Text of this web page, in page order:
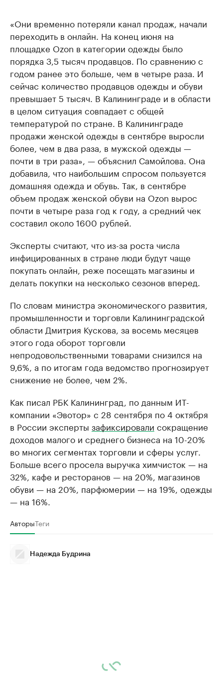
«Они временно потеряли канал продаж, начали
переходить в онлайн. На конец июня на
площадке Ozon в категории одежды было
порядка 3,5 тысяч продавцов. По сравнению с
годом ранее это больше, чем в четыре раза. И
сейчас количество продавцов одежды и обуви
превышает 5 тысяч. В Калининграде и в области
в целом ситуация совпадает с общей
температурой по стране. В Калининграде
продажи женской одежды в сентябре выросли
более, чем в два раза, в мужской одежды —
почти в три раза», — объяснил Самойлова. Она
добавила, что наибольшим спросом пользуется
домашняя одежда и обувь. Так, в сентябре
объем продаж женской обуви на Ozon вырос
почти в четыре раза год к году, а средний чек
составил около 1600 рублей.
Эксперты считают, что из-за роста числа
инфицированных в стране люди будут чаще
покупать онлайн, реже посещать магазины и
делать покупки на несколько сезонов вперед.
По словам министра экономического развития,
промышленности и торговли Калининградской
области Дмитрия Кускова, за восемь месяцев
этого года оборот торговли
непродовольственными товарами снизился на
9,6%, а по итогам года ведомство прогнозирует
снижение не более, чем 2%.
Как писал РБК Калининград, по данным ИТ-
компании «Эвотор» с 28 сентября по 4 октября
в России эксперты зафиксировали сокращение
доходов малого и среднего бизнеса на 10-20%
во многих сегментах торговли и сферы услуг.
Больше всего просела выручка химчисток — на
32%, кафе и ресторанов — на 20%, магазинов
обуви — на 20%, парфюмерии — на 19%, одежды
— на 16%.
АвторыТеги
Надежда Будрина